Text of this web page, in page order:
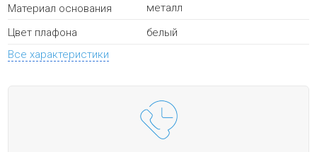
Материал основания
металл
Цвет плафона
белый
Все характеристики